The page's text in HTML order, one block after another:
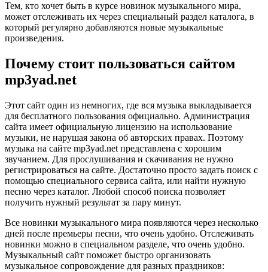
Тем, кто хочет быть в курсе новинок музыкального мира,
может отслеживать их через специальный раздел каталога, в
который регулярно добавляются новые музыкальные
произведения.
Почему стоит пользоваться сайтом
mp3yad.net
Этот сайт один из немногих, где вся музыка выкладывается
для бесплатного пользования официально. Администрация
сайта имеет официальную лицензию на использование
музыки, не нарушая закона об авторских правах. Поэтому
музыка на сайте mp3yad.net представлена с хорошим
звучанием. Для прослушивания и скачивания не нужно
регистрироваться на сайте. Достаточно просто задать поиск с
помощью специального сервиса сайта, или найти нужную
песню через каталог. Любой способ поиска позволяет
получить нужный результат за пару минут.
Все новинки музыкального мира появляются через несколько
дней после премьеры песни, что очень удобно. Отслеживать
новинки можно в специальном разделе, что очень удобно.
Музыкальный сайт поможет быстро организовать
музыкальное сопровождение для разных праздников: